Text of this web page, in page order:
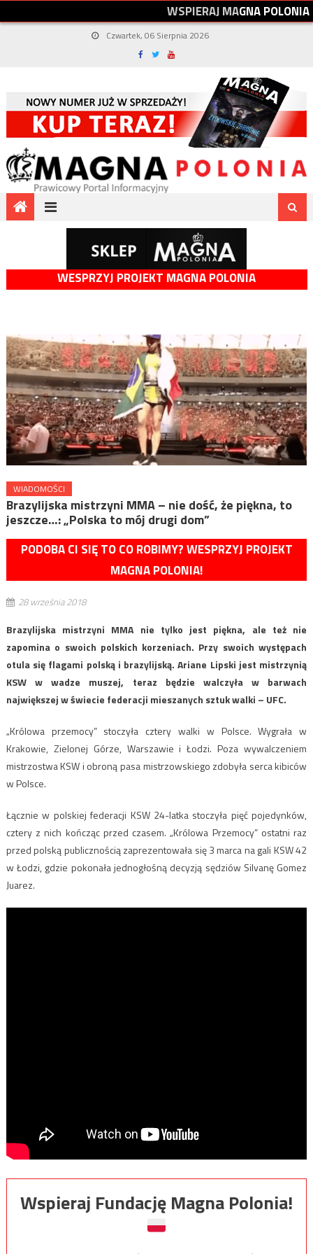
WSPIERAJMAGNAPOLONIA
Czwartek, 06 Sierpnia 2026
WESPRZYJ PROJEKT MAGNA POLONIA
WIADOMOŚCI
Brazylijska mistrzyni MMA – nie dość, że piękna, to
jeszcze…: „Polska to mój drugi dom”
PODOBA CI SIĘ TO CO ROBIMY? WESPRZYJ PROJEKT
MAGNA POLONIA!
28 września 2018
Brazylijska mistrzyni MMA nie tylko jest piękna, ale też nie
zapomina o swoich polskich korzeniach. Przy swoich występach
otula się flagami polską i brazylijską. Ariane Lipski jest mistrzynią
KSW w wadze muszej, teraz będzie walczyła w barwach
największej w świecie federacji mieszanych sztuk walki – UFC.
„Królowa przemocy” stoczyła cztery walki w Polsce. Wygrała w
Krakowie, Zielonej Górze, Warszawie i Łodzi. Poza wywalczeniem
mistrzostwa KSW i obroną pasa mistrzowskiego zdobyła serca kibiców
w Polsce.
Łącznie w polskiej federacji KSW 24-latka stoczyła pięć pojedynków,
cztery z nich kończąc przed czasem. „Królowa Przemocy” ostatni raz
przed polską publicznością zaprezentowała się 3 marca na gali KSW 42
w Łodzi, gdzie pokonała jednogłośną decyzją sędziów Silvanę Gomez
Juarez.
Wspieraj Fundację Magna Polonia!